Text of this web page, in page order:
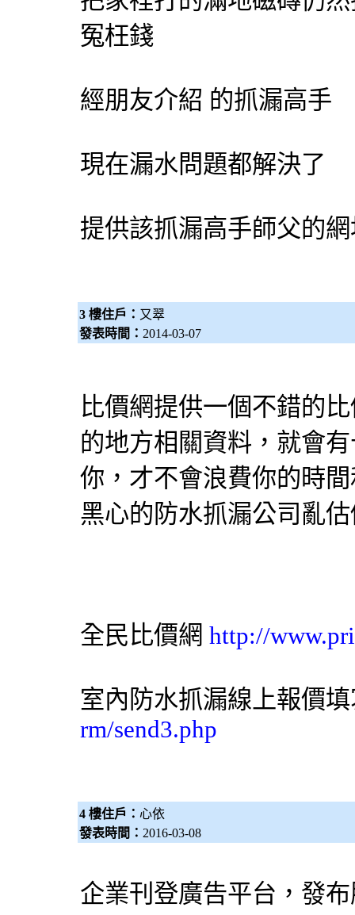
冤枉錢
經朋友介紹 的抓漏高手
現在漏水問題都解決了
提供該抓漏高手師父的
3 樓住戶： 又翠
發表時間： 2014-03-07
比價網提供一個不錯的
的地方相關資料，就會
你，才不會浪費你的時
黑心的防水抓漏公司亂
全民比價網 http://
室內防水抓漏線上報價
rm/send3.php
4 樓住戶： 心依
發表時間： 2016-03-08
企業刊登廣告平台，發